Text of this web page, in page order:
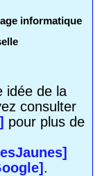
informatique
idée de la
consulter
pour plus de
.